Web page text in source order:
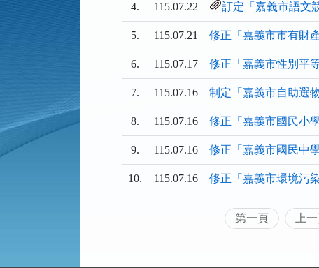
4. 115.07.22 訂定「嘉義市語文
5. 115.07.21 修正「嘉義市市有財
6. 115.07.17 修正「嘉義市性別平
7. 115.07.16 制定「嘉義市自助選
8. 115.07.16 修正「嘉義市國民小
9. 115.07.16 修正「嘉義市國民中
10. 115.07.16 修正「嘉義市環境污
第一頁 上